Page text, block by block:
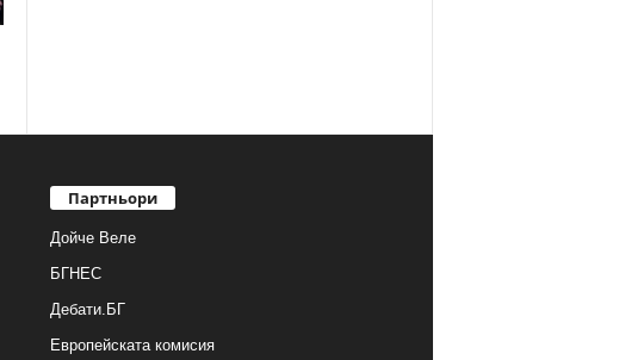
Партньори
Дойче Веле
БГНЕС
Дебати.БГ
Европейската комисия